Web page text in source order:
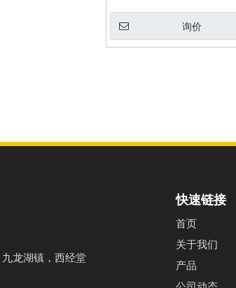
询价
龙湖镇，西经堂
快速链接
首页
关于我们
产品